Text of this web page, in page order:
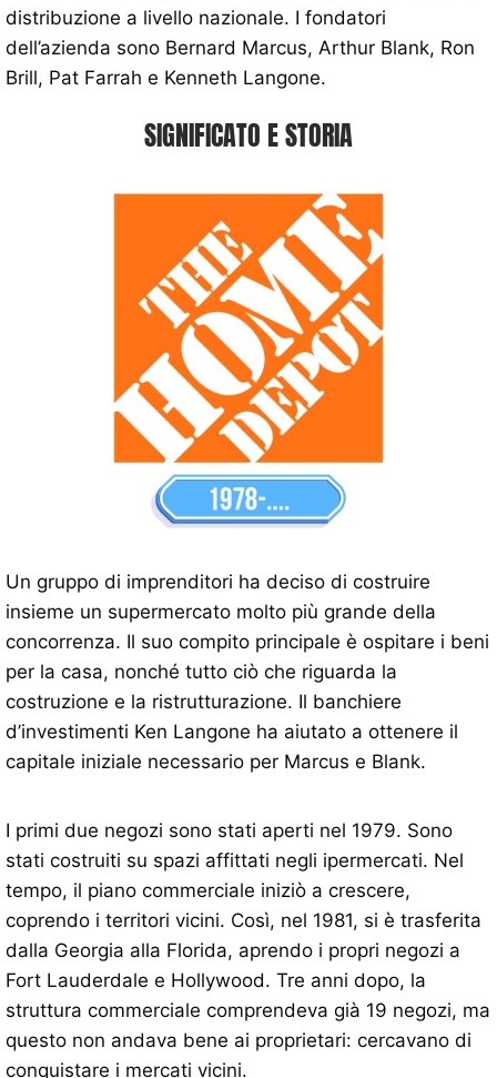
distribuzione a livello nazionale. I fondatori
dell’azienda sono Bernard Marcus, Arthur Blank, Ron
Brill, Pat Farrah e Kenneth Langone.
SIGNIFICATO E STORIA
Un gruppo di imprenditori ha deciso di costruire
insieme un supermercato molto più grande della
concorrenza. Il suo compito principale è ospitare i beni
per la casa, nonché tutto ciò che riguarda la
costruzione e la ristrutturazione. Il banchiere
d’investimenti Ken Langone ha aiutato a ottenere il
capitale iniziale necessario per Marcus e Blank.
I primi due negozi sono stati aperti nel 1979. Sono
stati costruiti su spazi affittati negli ipermercati. Nel
tempo, il piano commerciale iniziò a crescere,
coprendo i territori vicini. Così, nel 1981, si è trasferita
dalla Georgia alla Florida, aprendo i propri negozi a
Fort Lauderdale e Hollywood. Tre anni dopo, la
struttura commerciale comprendeva già 19 negozi, ma
questo non andava bene ai proprietari: cercavano di
conquistare i mercati vicini.